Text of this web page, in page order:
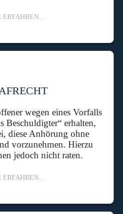
ERFAHREN…
wegen eines Vorfalls
Beschuldigter“ erhalten,
diese Anhörung ohne
vorzunehmen. Hierzu
jedoch nicht raten.
ERFAHREN…